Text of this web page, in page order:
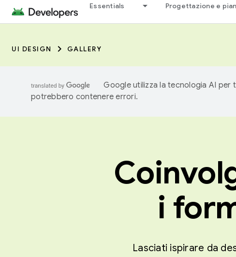
Essentials Progettazione e
UI DESIGN GALLERY
Google utilizza la tecnologia AI per
potrebbero contenere errori.
i
Lasciati ispirare da